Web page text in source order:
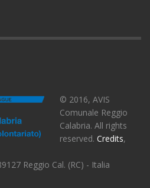
© 2016, AVIS
Comunale Reggio
Calabria. All rights
reserved. Credits,
Reggio Cal. (RC) - Italia